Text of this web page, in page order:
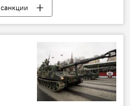
санкции